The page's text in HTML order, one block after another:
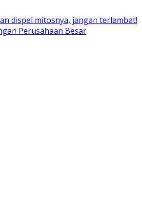
dispel mitosnya, jangan terlambat!
Perusahaan Besar